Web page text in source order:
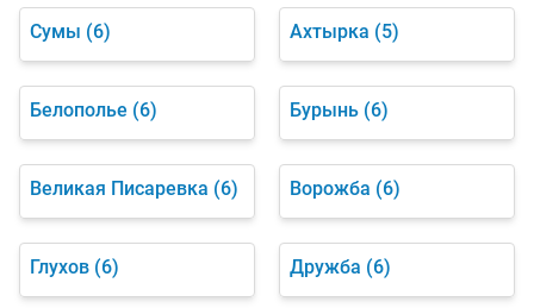
Сумы (6) Ахтырка (5)
Белополье (6) Бурынь (6)
Великая Писаревка (6) Ворожба (6)
Глухов (6) Дружба (6)